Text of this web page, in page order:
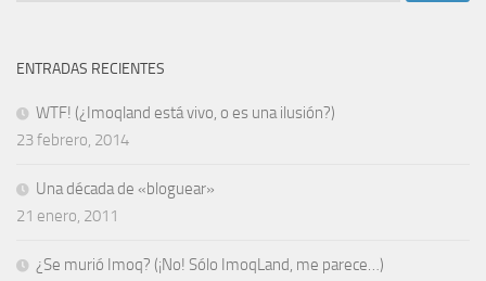
ENTRADAS RECIENTES
WTF! (¿Imoqland está vivo, o es una ilusión?)
23 febrero, 2014
Una década de «bloguear»
21 enero, 2011
¿Se murió Imoq? (¡No! Sólo ImoqLand, me parece…)